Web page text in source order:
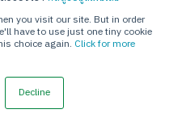
you visit our site. But in order
have to use just one tiny cookie
choice again. Click for more
Decline
Company Limited.